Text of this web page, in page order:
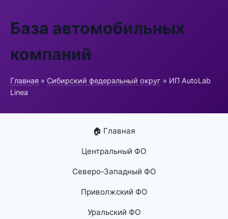
База автомобильных
компаний
Главная » Сибирский федеральный округ » ИП AutoLab
Linea
🏠 Главная
Центральный ФО
Северо-Западный ФО
Приволжский ФО
Уральский ФО